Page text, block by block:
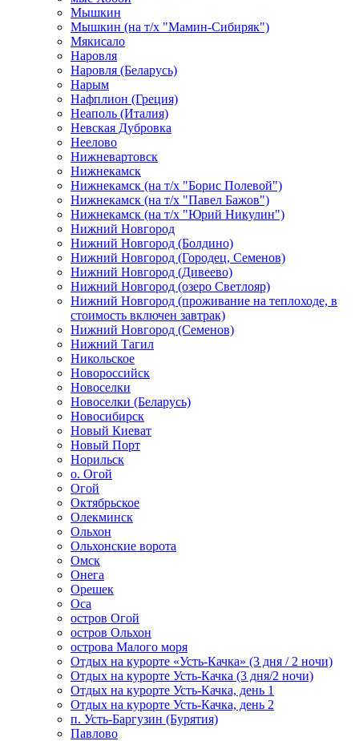
Мышкин
Мышкин (на т/х "Мамин-Сибиряк")
Мякисало
Наровля
Наровля (Беларусь)
Нарым
Нафплион (Греция)
Неаполь (Италия)
Невская Дубровка
Неелово
Нижневартовск
Нижнекамск
Нижнекамск (на т/х "Борис Полевой")
Нижнекамск (на т/х "Павел Бажов")
Нижнекамск (на т/х "Юрий Никулин")
Нижний Новгород
Нижний Новгород (Болдино)
Нижний Новгород (Городец, Семенов)
Нижний Новгород (Дивеево)
Нижний Новгород (озеро Светлояр)
Нижний Новгород (проживание на теплоходе, в
стоимость включен завтрак)
Нижний Новгород (Семенов)
Нижний Тагил
Никольское
Новороссийск
Новоселки
Новоселки (Беларусь)
Новосибирск
Новый Киеват
Новый Порт
Норильск
о. Огой
Огой
Октябрьское
Олекминск
Ольхон
Ольхонские ворота
Омск
Онега
Орешек
Оса
остров Огой
остров Ольхон
острова Малого моря
Отдых на курорте «Усть-Качка» (3 дня / 2 ночи)
Отдых на курорте Усть-Качка (3 дня/2 ночи)
Отдых на курорте Усть-Качка, день 1
Отдых на курорте Усть-Качка, день 2
п. Усть-Баргузин (Бурятия)
Павлово